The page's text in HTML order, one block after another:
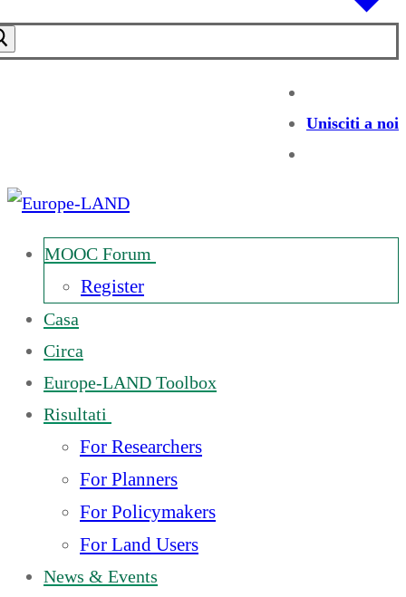
Unisciti a noi
MOOC Forum
Register
Casa
Circa
Europe-LAND Toolbox
Risultati
For Researchers
For Planners
For Policymakers
For Land Users
News & Events